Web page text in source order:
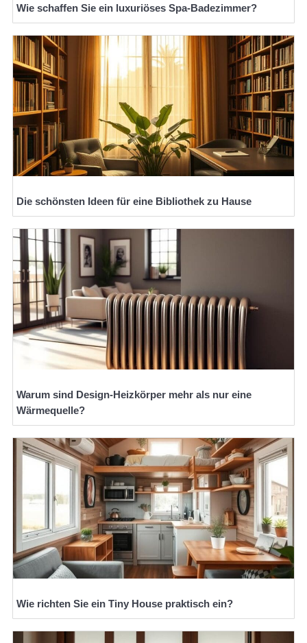
Wie schaffen Sie ein luxuriöses Spa-Badezimmer?
Die schönsten Ideen für eine Bibliothek zu Hause
Warum sind Design-Heizkörper mehr als nur eine
Wärmequelle?
Wie richten Sie ein Tiny House praktisch ein?